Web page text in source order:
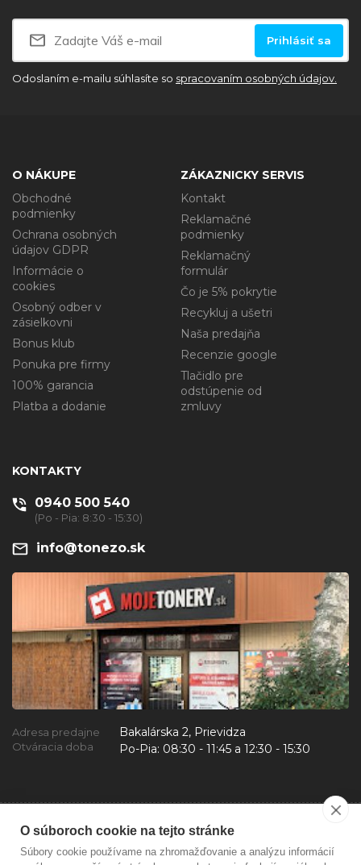
O súboroch cookie na tejto stránke
Súbory cookie používame na zhromažďovanie a analýzu informácií
Prihlásiť sa
Odoslaním e-mailu súhlasíte so spracovaním osobných údajov.
O NÁKUPE
Obchodné
podmienky
Ochrana osobných
údajov GDPR
Informácie o
cookies
Osobný odber v
zásielkovni
Bonus klub
Ponuka pre firmy
100% garancia
Platba a dodanie
ZÁKAZNICKY SERVIS
Kontakt
Reklamačné
podmienky
Reklamačný
formulár
Čo je 5% pokrytie
Recykluj a ušetri
Naša predajňa
Recenzie google
Tlačidlo pre
odstúpenie od
zmluvy
KONTAKTY
0940 500 540
(Po - Pia: 8:30 - 15:30)
info@tonezo.sk
Adresa predajne Bakalárska 2, Prievidza
Otváracia doba Po-Pia: 08:30 - 11:45 a 12:30 - 15:30